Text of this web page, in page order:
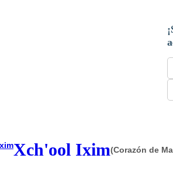
Xch'ool Ixim(Corazón de